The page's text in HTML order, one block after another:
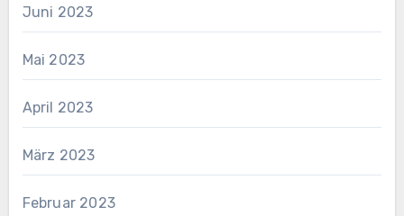
Juni 2023
Mai 2023
April 2023
März 2023
Februar 2023